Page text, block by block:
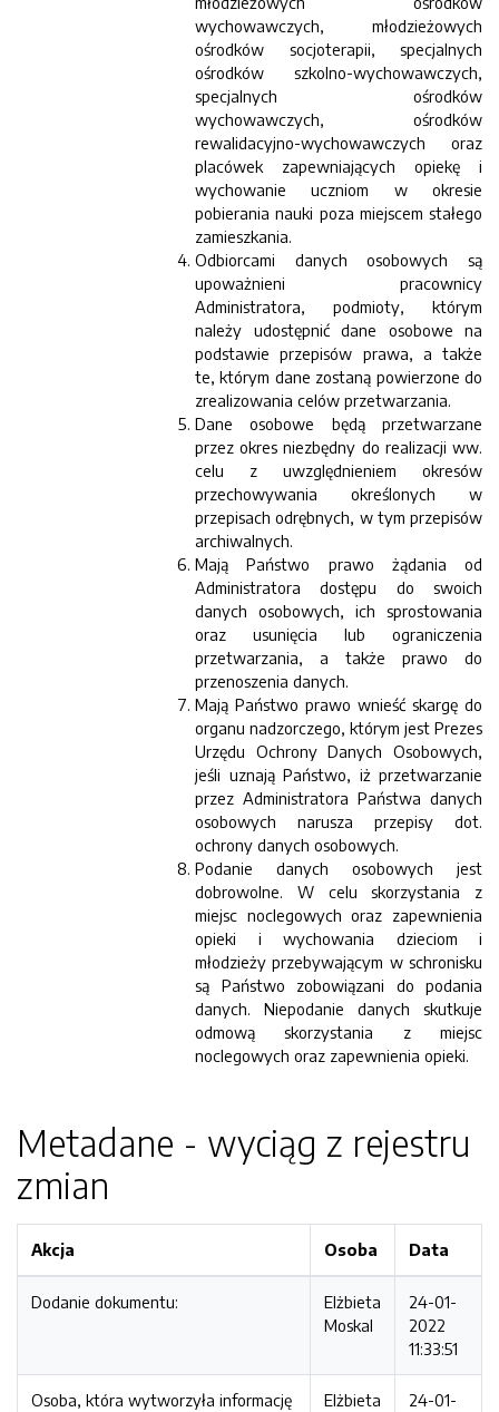
wychowawczych, młodzieżowych
ośrodków socjoterapii, specjalnych
ośrodków szkolno-wychowawczych,
specjalnych ośrodków
wychowawczych, ośrodków
rewalidacyjno-wychowawczych oraz
placówek zapewniających opiekę i
wychowanie uczniom w okresie
pobierania nauki poza miejscem stałego
zamieszkania.
Odbiorcami danych osobowych są
upoważnieni pracownicy
Administratora, podmioty, którym
należy udostępnić dane osobowe na
podstawie przepisów prawa, a także
te, którym dane zostaną powierzone do
zrealizowania celów przetwarzania.
Dane osobowe będą przetwarzane
przez okres niezbędny do realizacji ww.
celu z uwzględnieniem okresów
przechowywania określonych w
przepisach odrębnych, w tym przepisów
archiwalnych.
Mają Państwo prawo żądania od
Administratora dostępu do swoich
danych osobowych, ich sprostowania
oraz usunięcia lub ograniczenia
przetwarzania, a także prawo do
przenoszenia danych.
Mają Państwo prawo wnieść skargę do
organu nadzorczego, którym jest Prezes
Urzędu Ochrony Danych Osobowych,
jeśli uznają Państwo, iż przetwarzanie
przez Administratora Państwa danych
osobowych narusza przepisy dot.
ochrony danych osobowych.
Podanie danych osobowych jest
dobrowolne. W celu skorzystania z
miejsc noclegowych oraz zapewnienia
opieki i wychowania dzieciom i
młodzieży przebywającym w schronisku
są Państwo zobowiązani do podania
danych. Niepodanie danych skutkuje
odmową skorzystania z miejsc
noclegowych oraz zapewnienia opieki.
Metadane - wyciąg z rejestru
zmian
Akcja Osoba Data
Dodanie dokumentu:
Elżbieta
Moskal
24-01-
2022
11:33:51
Osoba, która wytworzyła informację
Elżbieta
24-01-